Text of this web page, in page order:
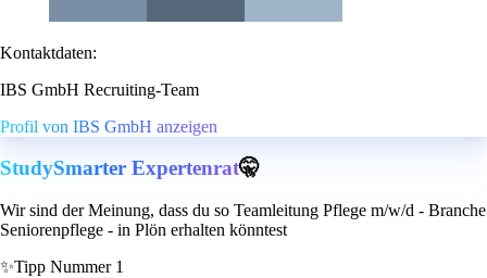
Kontaktdaten:
IBS GmbH Recruiting-Team
Profil von IBS GmbH anzeigen
StudySmarter Expertenrat🤫
Wir sind der Meinung, dass du so Teamleitung Pflege m/w/d - Branche
Seniorenpflege - in Plön erhalten könntest
✨Tipp Nummer 1